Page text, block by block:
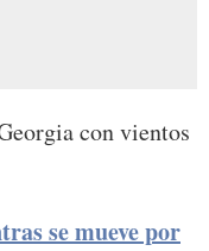
con vientos
se mueve por